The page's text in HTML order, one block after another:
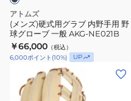
ッ
フ
デ
ュ
ア
87
内
野
手
用
アトムズ
(メンズ)硬式用グラブ 内野手用 野
球グローブ 一般 AKG-NE021B
￥66,000 （税込）
6,000ポイント (10%) UP
ズ)